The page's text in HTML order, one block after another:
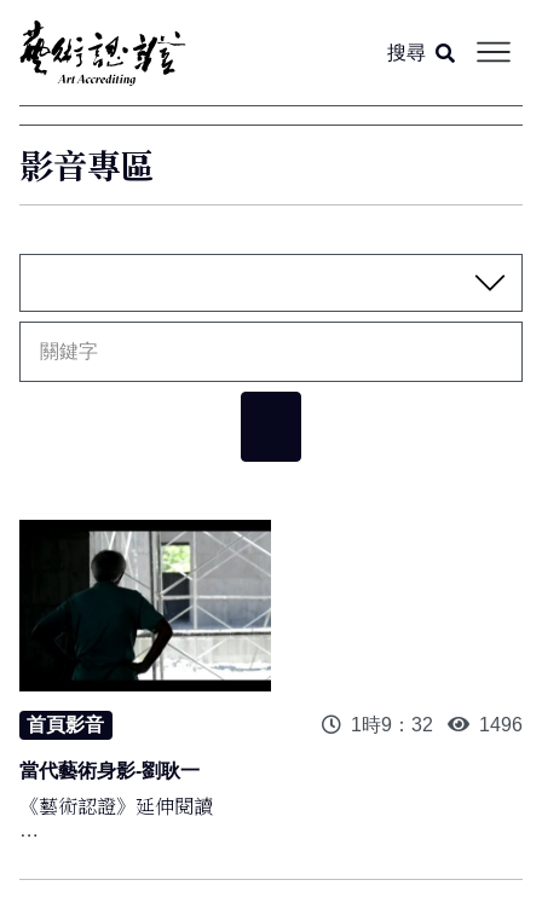
搜尋
專題
影音專區
影音專區
首頁影音 1時9：32 1496
當代藝術身影-劉耿一
《藝術認證》延伸閱讀